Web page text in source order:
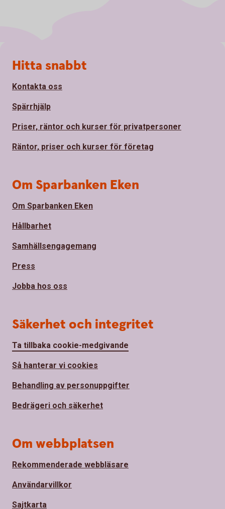
Sidfot
Hitta snabbt
Kontakta oss
Spärrhjälp
Priser, räntor och kurser för privatpersoner
Räntor, priser och kurser för företag
Om Sparbanken Eken
Om Sparbanken Eken
Hållbarhet
Samhällsengagemang
Press
Jobba hos oss
Säkerhet och integritet
Ta tillbaka cookie-medgivande
Så hanterar vi cookies
Behandling av personuppgifter
Bedrägeri och säkerhet
Om webbplatsen
Rekommenderade webbläsare
Användarvillkor
Sajtkarta